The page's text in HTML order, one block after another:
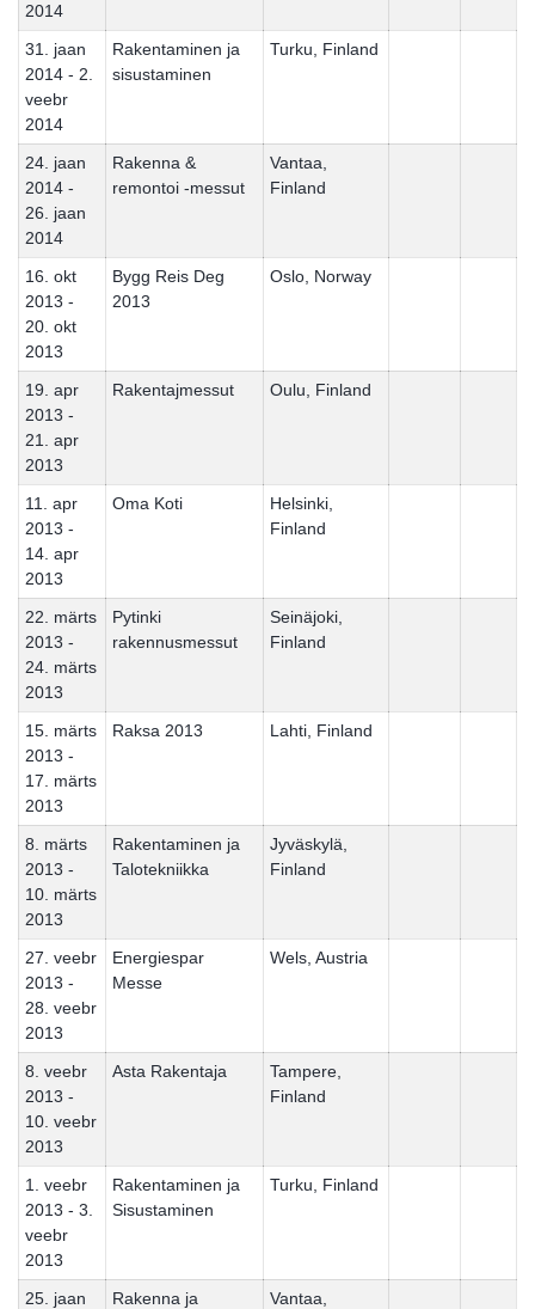
2014
31. jaan
2014 - 2.
veebr
2014
Rakentaminen ja
sisustaminen
Turku, Finland
24. jaan
2014 -
26. jaan
2014
Rakenna &
remontoi -messut
Vantaa,
Finland
16. okt
2013 -
20. okt
2013
Bygg Reis Deg
2013
Oslo, Norway
19. apr
2013 -
21. apr
2013
Rakentajmessut Oulu, Finland
11. apr
2013 -
14. apr
2013
Oma Koti
Helsinki,
Finland
22. märts
2013 -
24. märts
2013
Pytinki
rakennusmessut
Seinäjoki,
Finland
15. märts
2013 -
17. märts
2013
Raksa 2013 Lahti, Finland
8. märts
2013 -
10. märts
2013
Rakentaminen ja
Talotekniikka
Jyväskylä,
Finland
27. veebr
2013 -
28. veebr
2013
Energiespar
Messe
Wels, Austria
8. veebr
2013 -
10. veebr
2013
Asta Rakentaja
Tampere,
Finland
1. veebr
2013 - 3.
veebr
2013
Rakentaminen ja
Sisustaminen
Turku, Finland
25. jaan
Rakenna ja
Vantaa,